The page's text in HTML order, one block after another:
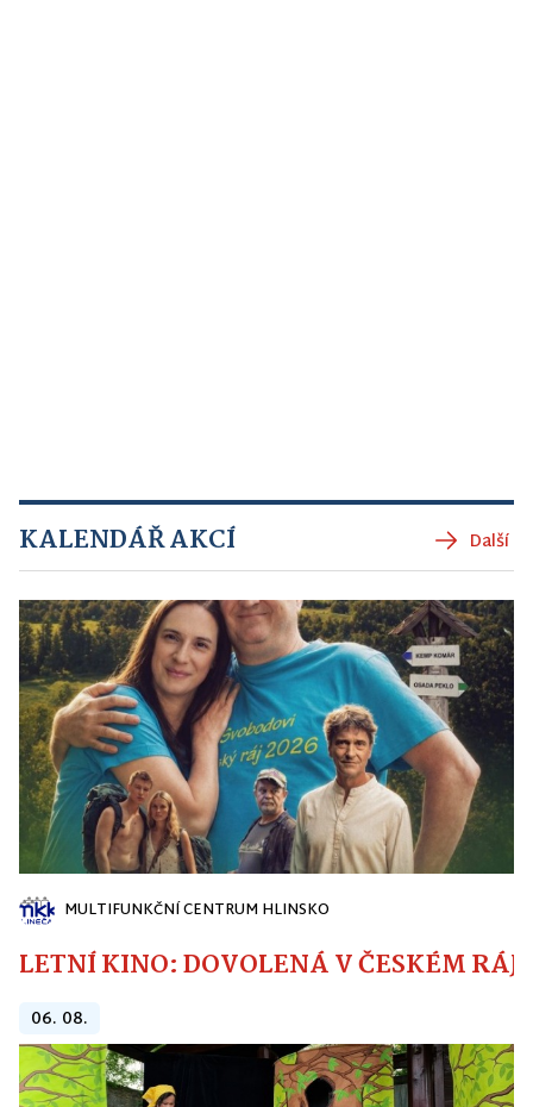
KALENDÁŘ AKCÍ Další
MULTIFUNKČNÍ CENTRUM HLINSKO
LETNÍ KINO: DOVOLENÁ V ČESKÉM RÁJI
06. 08.